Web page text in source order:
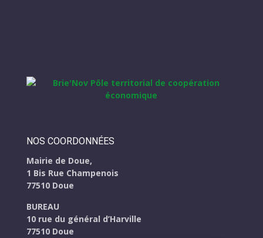
NOS COORDONNÉES
Mairie de Doue,
1 Bis Rue Champenois
77510 Doue
BUREAU
10 rue du général d’Harville
77510 Doue